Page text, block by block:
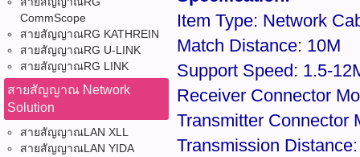
CommScope
สายสัญญาณRG KATHREIN
สายสัญญาณRG U-LINK
สายสัญญาณRG LINK
สายสัญญาณ Network
Solution
สายสัญญาณLAN XLL
สายสัญญาณLAN YIDA
Item Type: Network
Match Distance: 10M
Support Speed: 1.5-
Receiver Connector
Transmitter Connector
Transmission